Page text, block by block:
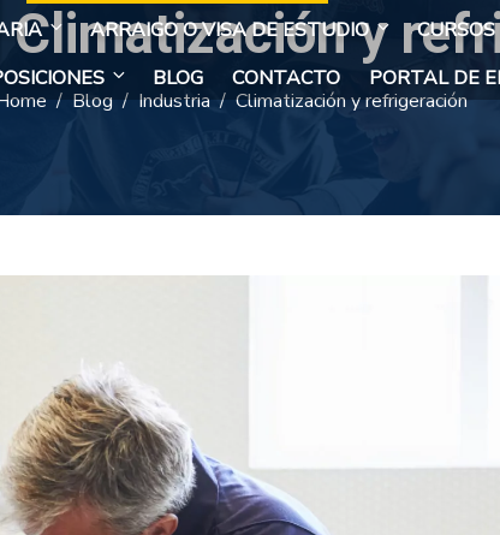
ARRAIGO O VISA DE ESTUDIO
BLOG CONTACTO PORTAL DE
Climatización y
Blog Industria Climatización y refrigeración